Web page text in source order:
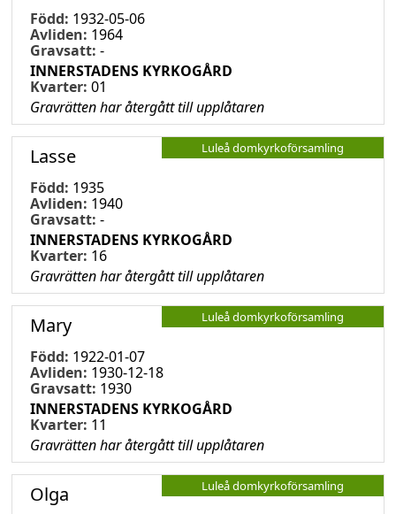
Född: 1932-05-06
Avliden: 1964
Gravsatt: -
INNERSTADENS KYRKOGÅRD
Kvarter: 01
Gravrätten har återgått till upplåtaren
Luleå domkyrkoförsamling
Lasse
Född: 1935
Avliden: 1940
Gravsatt: -
INNERSTADENS KYRKOGÅRD
Kvarter: 16
Gravrätten har återgått till upplåtaren
Luleå domkyrkoförsamling
Mary
Född: 1922-01-07
Avliden: 1930-12-18
Gravsatt: 1930
INNERSTADENS KYRKOGÅRD
Kvarter: 11
Gravrätten har återgått till upplåtaren
Luleå domkyrkoförsamling
Olga